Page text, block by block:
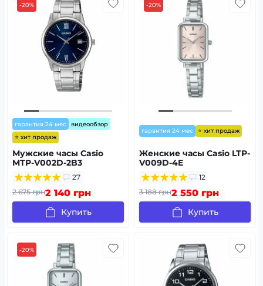
-20%
гарантия 24 мес
видеообзор
⭐ хит продаж
Мужские часы Casio
MTP-V002D-2B3
27
2 675 грн2 140 грн
Купить
-20%
гарантия 24 мес ⭐ хит продаж
Женские часы Casio LTP-
V009D-4E
12
3 188 грн2 550 грн
Купить
-20%